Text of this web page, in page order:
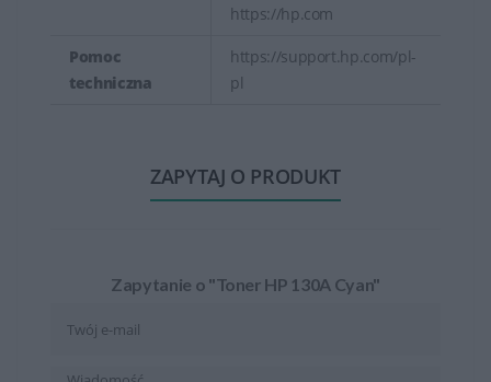
https://hp.com
Pomoc
techniczna
https://support.hp.com/pl-
pl
ZAPYTAJ O PRODUKT
Zapytanie o "Toner HP 130A Cyan"